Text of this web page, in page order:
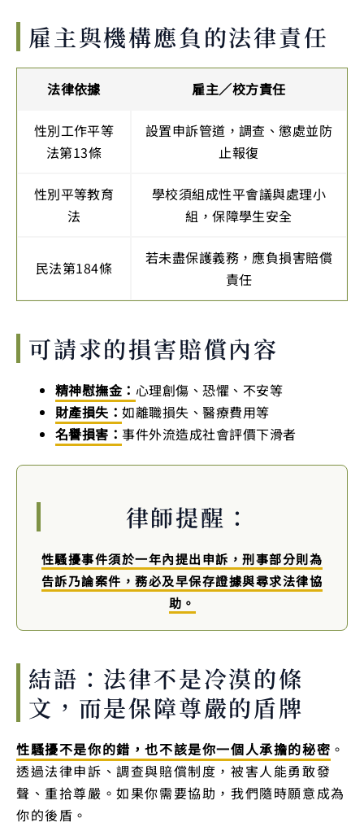
雇主與機構應負的法律責任
法律依據 雇主／校方責任
性別工作平等
法第13條
設置申訴管道，調查、懲處並防
止報復
性別平等教育
法
學校須組成性平會議與處理小
組，保障學生安全
民法第184條
若未盡保護義務，應負損害賠償
責任
可請求的損害賠償內容
精神慰撫金： 心理創傷、恐懼、不安等
財產損失：如離職損失、醫療費用等
名譽損害：事件外流造成社會評價下滑者
律師提醒：
性騷擾事件須於一年內提出申訴，刑事部分則為
告訴乃論案件，務必及早保存證據與尋求法律協
助。
結語：法律不是冷漠的條
文，而是保障尊嚴的盾牌
性騷擾不是你的錯，也不該是你一個人承擔的秘密 。
透過法律申訴、調查與賠償制度，被害人能勇敢發
聲、重拾尊嚴。如果你需要協助，我們隨時願意成為
你的後盾。